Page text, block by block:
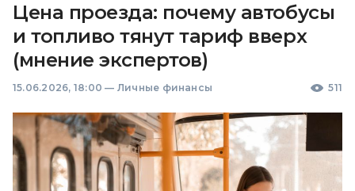
Цена проезда: почему автобусы
и топливо тянут тариф вверх
(мнение экспертов)
15.06.2026, 18:00 — Личные финансы 511